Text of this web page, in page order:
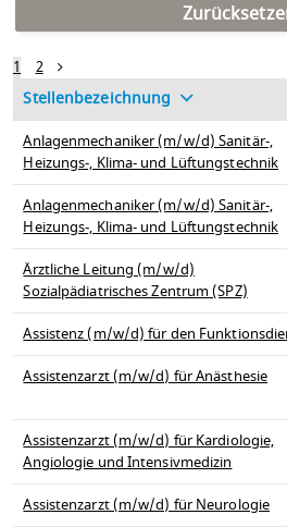
1
2
Stellenbezeichnung
Anlagenmechaniker (m/w/d) Sanitär-,
Heizungs-, Klima- und Lüftungstechnik
Anlagenmechaniker (m/w/d) Sanitär-,
Heizungs-, Klima- und Lüftungstechnik
Ärztliche Leitung (m/w/d)
Sozialpädiatrisches Zentrum (SPZ)
Assistenz (m/w/d) für den
Assistenzarzt (m/w/d) für Anästhesie
Assistenzarzt (m/w/d) für Kardiologie,
Angiologie und Intensivmedizin
Assistenzarzt (m/w/d) für Neurologie